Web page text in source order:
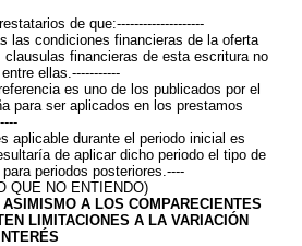
de que:--------------------
las condiciones financieras de la oferta
financieras de esta escritura no
ellas.-----------
es uno de los publicados por el
para ser aplicados en los prestamos
aplicable durante el periodo inicial es
de aplicar dicho periodo el tipo de
periodos posteriores.----
QUE NO ENTIENDO)
A LOS COMPARECIENTES
LIMITACIONES A LA VARIACIÓN